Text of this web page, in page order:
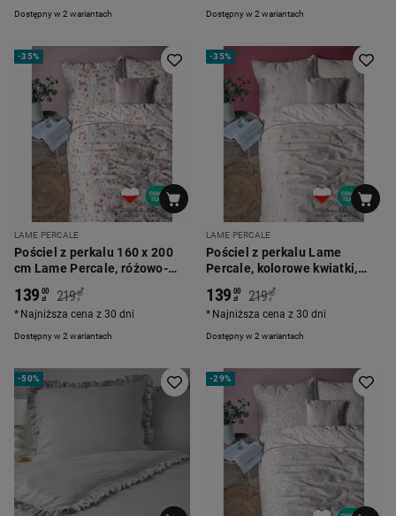
Dostępny w 2 wariantach Dostępny w 2 wariantach
-35%
LAME PERCALE
Pościel z perkalu 160 x 200
cm Lame Percale, różowo-
fioletowe kwiatki
Dostępny w 2 wariantach
139 00
zł 219 00
zł
*
Najniższa cena z 30 dni
-35%
LAME PERCALE
Pościel z perkalu Lame
Percale, kolorowe kwiatki,
Dostępny w 2 wariantach
139 00
zł 219 00
zł
*
Najniższa cena z 30 dni
-50% -29%